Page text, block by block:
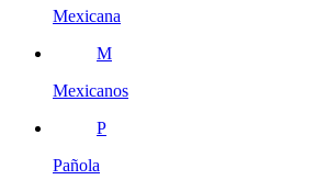
Mexicana
M
Mexicanos
P
Pañola